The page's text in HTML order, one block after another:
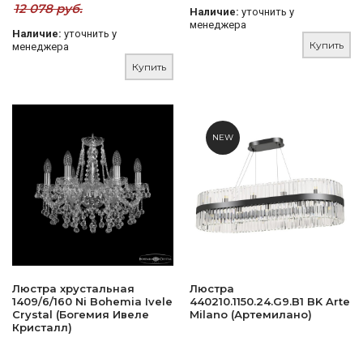
12 078 руб.
Наличие: уточнить у
менеджера
Купить
Наличие: уточнить у
менеджера
Купить
Люстра хрустальная
1409/6/160 Ni Bohemia Ivele
Crystal (Богемия Ивеле
Кристалл)
NEW
Люстра
440210.1150.24.G9.B1 BK Arte
Milano (Артемилано)